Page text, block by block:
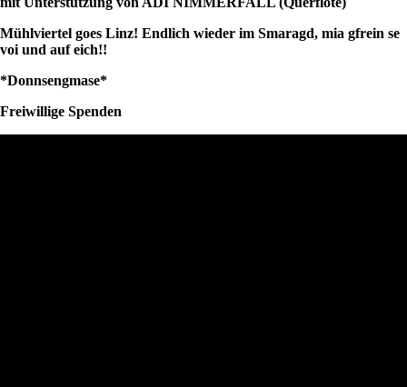
Mühlviertel goes Linz! Endlich wieder im Smaragd, mia gfrein se
voi und auf eich!!
*Donnsengmase*
Freiwillige Spenden